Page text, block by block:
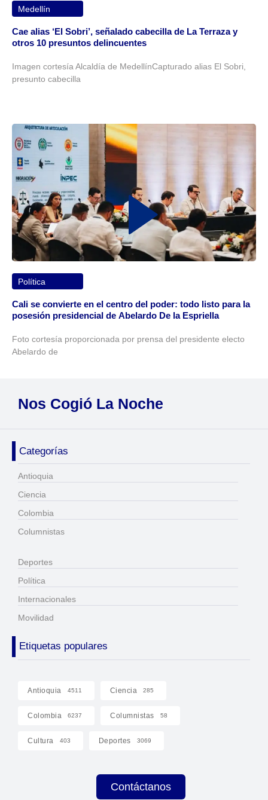
Medellín
Cae alias ‘El Sobri’, señalado cabecilla de La Terraza y
otros 10 presuntos delincuentes
Imagen cortesía Alcaldía de MedellínCapturado alias El Sobri,
presunto cabecilla
Política
Cali se convierte en el centro del poder: todo listo para la
posesión presidencial de Abelardo De la Espriella
Foto cortesía proporcionada por prensa del presidente electo
Abelardo de
Nos Cogió La Noche
Categorías
Antioquia
Ciencia
Colombia
Columnistas
Deportes
Política
Internacionales
Movilidad
Etiquetas populares
Antioquia 4511 Ciencia 285
Colombia 6237 Columnistas 58
Cultura 403 Deportes 3069
Contáctanos